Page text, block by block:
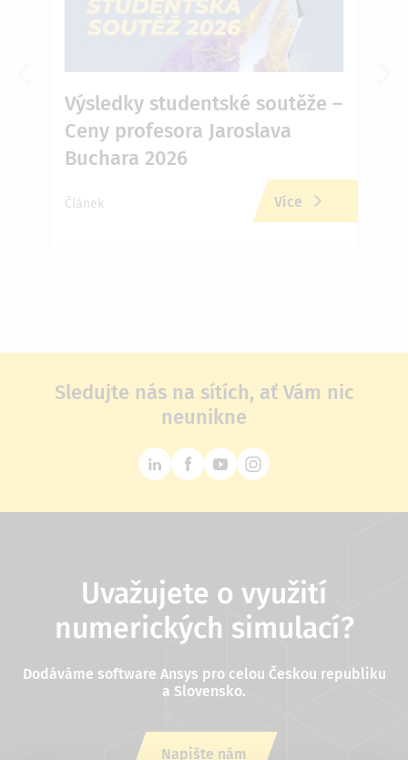
Výsledky studentské soutěže –
Ceny profesora Jaroslava
Buchara 2026
Článek Více
Sledujte nás na sítích, ať Vám nic
neunikne
Uvažujete o využití
numerických simulací?
Dodáváme software Ansys pro celou Českou republiku
a Slovensko.
Napište nám